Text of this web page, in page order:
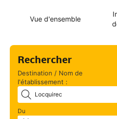
Vue d'ensemble
Rechercher
Destination / Nom de
l'établissement :
Du